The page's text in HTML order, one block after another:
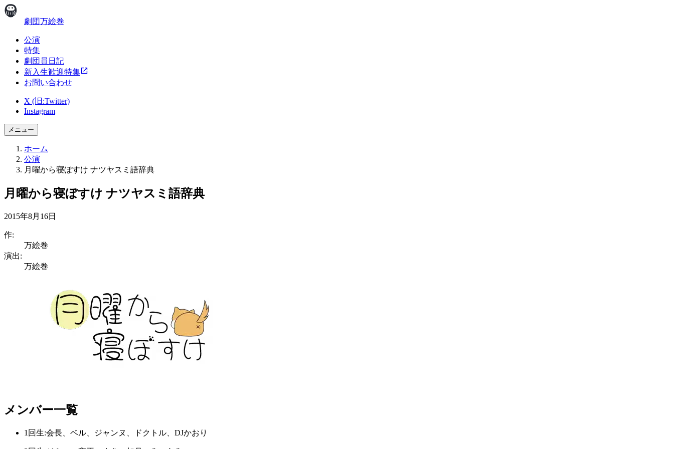
劇団万絵巻
公演
特集
劇団員日記
新入生歓迎特集
お問い合わせ
X (旧:Twitter)
Instagram
メニュー
ホーム
公演
月曜から寝ぼすけ ナツヤスミ語辞典
月曜から寝ぼすけ ナツヤスミ語辞典
2015年8月16日
作:
万絵巻
演出:
万絵巻
メンバー一覧
1回生:会長、ベル、ジャンヌ、ドクトル、DJかおり